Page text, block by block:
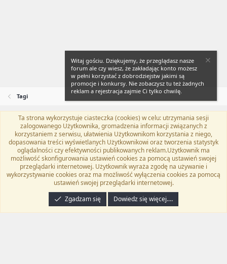
Tagi
Flat Awesome + (Parent DO NOT EDIT)
Polski (PL)
Kontakt
Regulamin Polityka prywatności Pomoc
TwitterKontakt
RSS
Community platform by XenForo® © 2010-2024 XenForo Ltd.
programyzadarmo.net.pl . | Xenforo Add-ons
Email Check by MPM.PM
Witaj gościu. Dziękujemy, że przeglądasz nasze
forum ale czy wiesz, że zakładając konto możesz
w pełni korzystać z dobrodziejstw jakimi są
promocje i konkursy. Nie zobaczysz tu też żadnych
reklam a rejestracja zajmie Ci tylko chwilę.
Ta strona wykorzystuje ciasteczka (cookies) w celu: utrzymania sesji
zalogowanego Użytkownika, gromadzenia informacji związanych z
korzystaniem z serwisu, ułatwienia Użytkownikom korzystania z niego,
dopasowania treści wyświetlanych Użytkownikowi oraz tworzenia statystyk
oglądalności czy efektywności publikowanych reklam.Użytkownik ma
możliwość skonfigurowania ustawień cookies za pomocą ustawień swojej
przeglądarki internetowej. Użytkownik wyraża zgodę na używanie i
wykorzystywanie cookies oraz ma możliwość wyłączenia cookies za pomocą
ustawień swojej przeglądarki internetowej.
Zgadzam się
Dowiedz się więcej.…